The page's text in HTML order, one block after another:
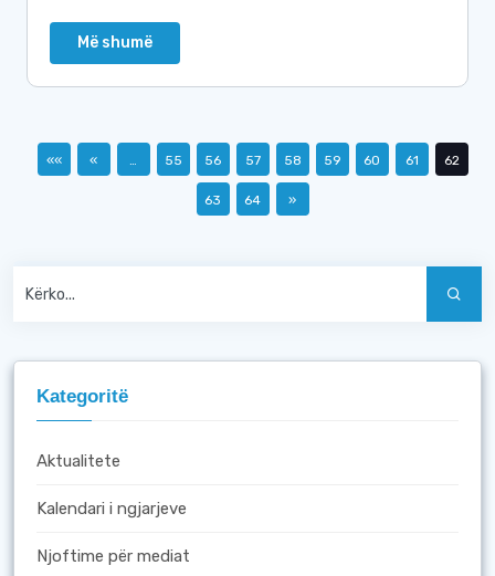
Më shumë
«« « … 55 56 57 58 59 60 61 62
63 64 »
Kategoritë
Aktualitete
Kalendari i ngjarjeve
Njoftime për mediat